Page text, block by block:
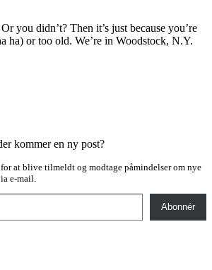
you didn’t? Then it’s just because you’re
ha) or too old. We’re in Woodstock, N.Y.
kommer en ny post?
at blive tilmeldt og modtage påmindelser om nye
e-mail.
Abonnér